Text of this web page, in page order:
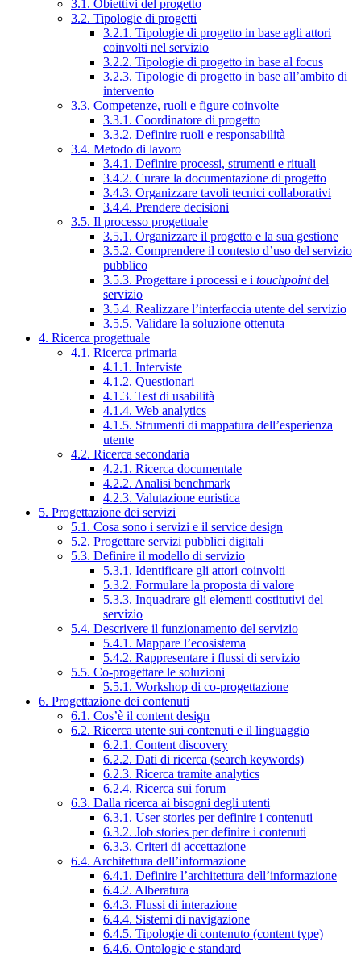
3.1. Obiettivi del progetto
3.2. Tipologie di progetti
3.2.1. Tipologie di progetto in base agli attori
coinvolti nel servizio
3.2.2. Tipologie di progetto in base al focus
3.2.3. Tipologie di progetto in base all’ambito di
intervento
3.3. Competenze, ruoli e figure coinvolte
3.3.1. Coordinatore di progetto
3.3.2. Definire ruoli e responsabilità
3.4. Metodo di lavoro
3.4.1. Definire processi, strumenti e rituali
3.4.2. Curare la documentazione di progetto
3.4.3. Organizzare tavoli tecnici collaborativi
3.4.4. Prendere decisioni
3.5. Il processo progettuale
3.5.1. Organizzare il progetto e la sua gestione
3.5.2. Comprendere il contesto d’uso del servizio
pubblico
3.5.3. Progettare i processi e i touchpointdel
servizio
3.5.4. Realizzare l’interfaccia utente del servizio
3.5.5. Validare la soluzione ottenuta
4. Ricerca progettuale
4.1. Ricerca primaria
4.1.1. Interviste
4.1.2. Questionari
4.1.3. Test di usabilità
4.1.4. Web analytics
4.1.5. Strumenti di mappatura dell’esperienza
utente
4.2. Ricerca secondaria
4.2.1. Ricerca documentale
4.2.2. Analisi benchmark
4.2.3. Valutazione euristica
5. Progettazione dei servizi
5.1. Cosa sono i servizi e il service design
5.2. Progettare servizi pubblici digitali
5.3. Definire il modello di servizio
5.3.1. Identificare gli attori coinvolti
5.3.2. Formulare la proposta di valore
5.3.3. Inquadrare gli elementi costitutivi del
servizio
5.4. Descrivere il funzionamento del servizio
5.4.1. Mappare l’ecosistema
5.4.2. Rappresentare i flussi di servizio
5.5. Co-progettare le soluzioni
5.5.1. Workshop di co-progettazione
6. Progettazione dei contenuti
6.1. Cos’è il content design
6.2. Ricerca utente sui contenuti e il linguaggio
6.2.1. Content discovery
6.2.2. Dati di ricerca (search keywords)
6.2.3. Ricerca tramite analytics
6.2.4. Ricerca sui forum
6.3. Dalla ricerca ai bisogni degli utenti
6.3.1. User stories per definire i contenuti
6.3.2. Job stories per definire i contenuti
6.3.3. Criteri di accettazione
6.4. Architettura dell’informazione
6.4.1. Definire l’architettura dell’informazione
6.4.2. Alberatura
6.4.3. Flussi di interazione
6.4.4. Sistemi di navigazione
6.4.5. Tipologie di contenuto (content type)
6.4.6. Ontologie e standard